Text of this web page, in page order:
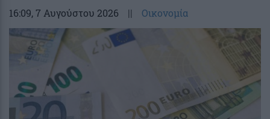
16:09, 7 Αυγούστου 2026 || Οικονομία